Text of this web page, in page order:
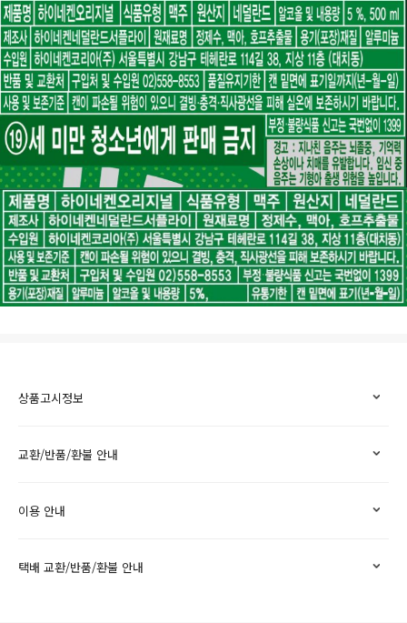
상품고시정보
교환/반품/환불 안내
이용 안내
택배 교환/반품/환불 안내